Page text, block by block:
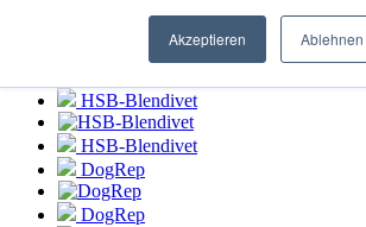
Akzeptieren Ablehnen
DogStock
DogStock
HSB-Blendivet
HSB-Blendivet
DogRep
DogRep